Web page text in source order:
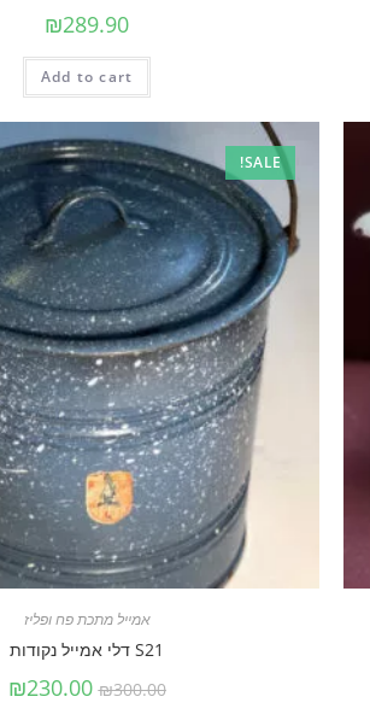
₪289.90
Add to cart
SALE!
אמייל מתכת פח ופליז
S21 דלי אמייל נקודות
₪300.00
₪230.00